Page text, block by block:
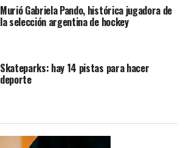
Murió Gabriela Pando, histórica jugadora de
la selección argentina de hockey
Skateparks: hay 14 pistas para hacer
deporte